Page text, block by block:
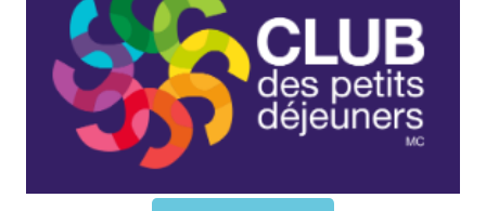
Le club des petits déjeuners
EN SAVOIR PLUS